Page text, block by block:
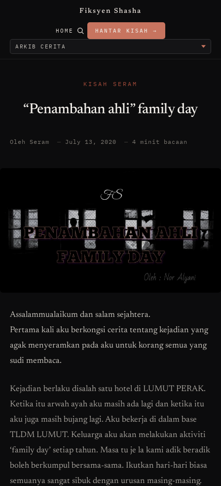
Fiksyen Shasha
HOME HANTAR KISAH →
KISAH SERAM
“Penambahan ahli” family day
Oleh Seram — July 13, 2020 — 4 minit bacaan
Assalammualaikum dan salam sejahtera.
Pertama kali aku berkongsi cerita tentang kejadian yang
agak menyeramkan pada aku untuk korang semua yang
sudi membaca.
Kejadian berlaku disalah satu hotel di LUMUT PERAK.
Ketika itu arwah ayah aku masih ada lagi dan ketika itu
aku juga masih bujang lagi. Aku bekerja di dalam base
TLDM LUMUT. Keluarga aku akan melakukan aktiviti
‘family day’ setiap tahun. Masa tu je la kami adik beradik
boleh berkumpul bersama-sama. Ikutkan hari-hari biasa
semuanya sangat sibuk dengan urusan masing-masing.